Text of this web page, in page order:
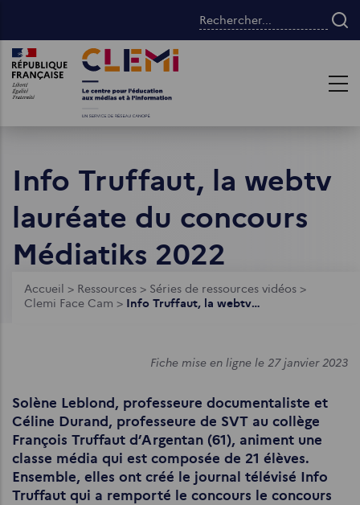
contenu
principal
Rechercher...
Images Images
Info Truffaut, la webtv
lauréate du concours
Médiatiks 2022
Fil
Accueil > Ressources > Séries de ressources vidéos >
Clemi Face Cam > Info Truffaut, la webtv lauréate du concours Médiatiks 2022
Fiche mise en ligne le 27 janvier 2023
Solène Leblond, professeure documentaliste et
Céline Durand, professeure de SVT au collège
François Truffaut d’Argentan (61), animent une
classe média qui est composée de 21 élèves.
Ensemble, elles ont créé le journal télévisé Info
Truffaut qui a remporté le concours le concours